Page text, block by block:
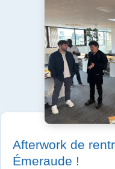
Afterwork de
Émeraude !